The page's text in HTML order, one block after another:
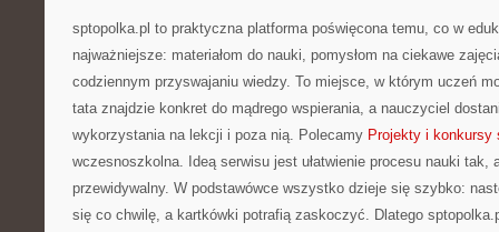
sptopolka.pl to praktyczna platforma poświęcona temu, co w
najważniejsze: materiałom do nauki, pomysłom na ciekawe
codziennym przyswajaniu wiedzy. To miejsce, w którym uczeń
tata znajdzie konkret do mądrego wspierania, a nauczyciel
wykorzystania na lekcji i poza nią. Polecamy Projekty i konkursy
wczesnoszkolna. Ideą serwisu jest ułatwienie procesu nauki tak,
przewidywalny. W podstawówce wszystko dzieje się szybko:
się co chwilę, a kartkówki potrafią zaskoczyć. Dlatego